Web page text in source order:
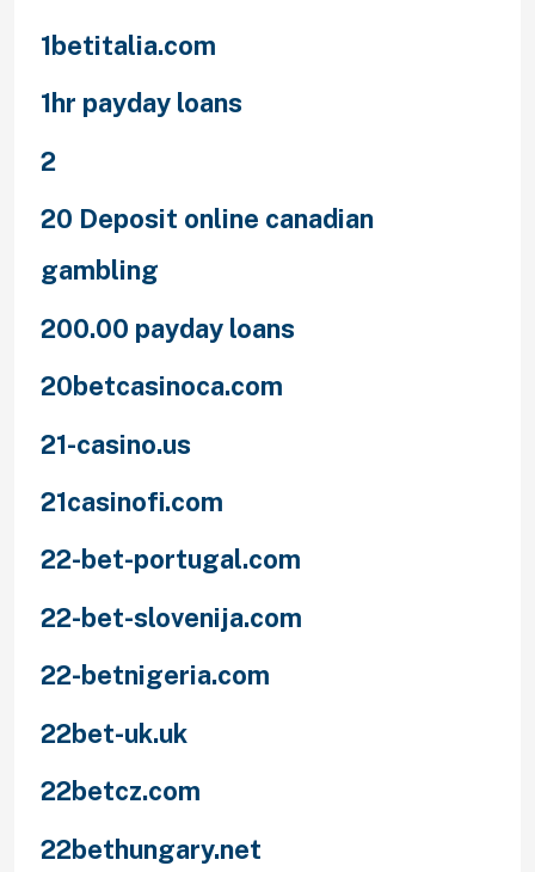
1betitalia.com
1hr payday loans
2
20 Deposit online canadian
gambling
200.00 payday loans
20betcasinoca.com
21-casino.us
21casinofi.com
22-bet-portugal.com
22-bet-slovenija.com
22-betnigeria.com
22bet-uk.uk
22betcz.com
22bethungary.net